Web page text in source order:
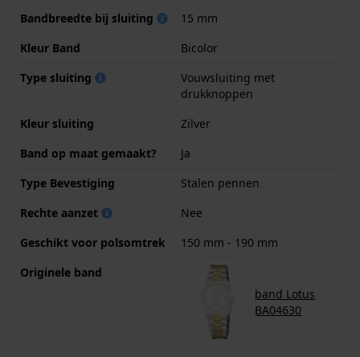
Bandbreedte bij sluiting
15 mm
Kleur Band
Bicolor
Type sluiting
Vouwsluiting met
drukknoppen
Kleur sluiting
Zilver
Band op maat gemaakt?
Ja
Type Bevestiging
Stalen pennen
Rechte aanzet
Nee
Geschikt voor polsomtrek
150 mm - 190 mm
Originele band
band Lotus
BA04630